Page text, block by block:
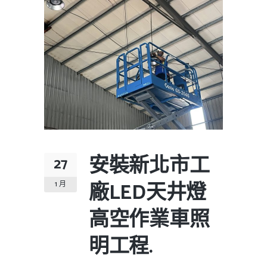
27
1 月
安裝新北市工
廠LED天井燈
高空作業車照
明工程.